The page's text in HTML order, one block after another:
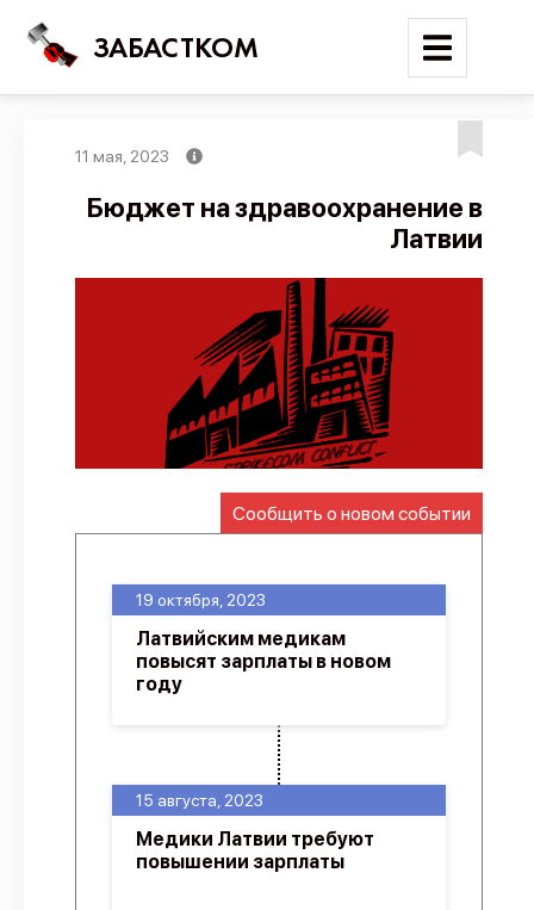
ЗАБАСТКОМ
Новости
Карта событий
Трудовые конфликты
Отчеты
Предложить публикацию
API
Политика конфиденциальности
11 мая, 2023
Бюджет на здравоохранение в
Латвии
Сообщить о новом событии
15 августа, 2023
Медики Латвии требуют
повышении зарплаты
19 октября, 2023
Латвийским медикам
повысят зарплаты в новом
году